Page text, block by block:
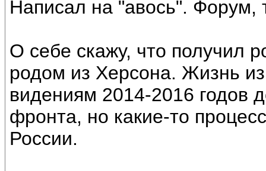
Написал на "авось". Форум,
О себе скажу, что получил
родом из Херсона. Жизнь
видениям 2014-2016 годов
фронта, но какие-то
России.